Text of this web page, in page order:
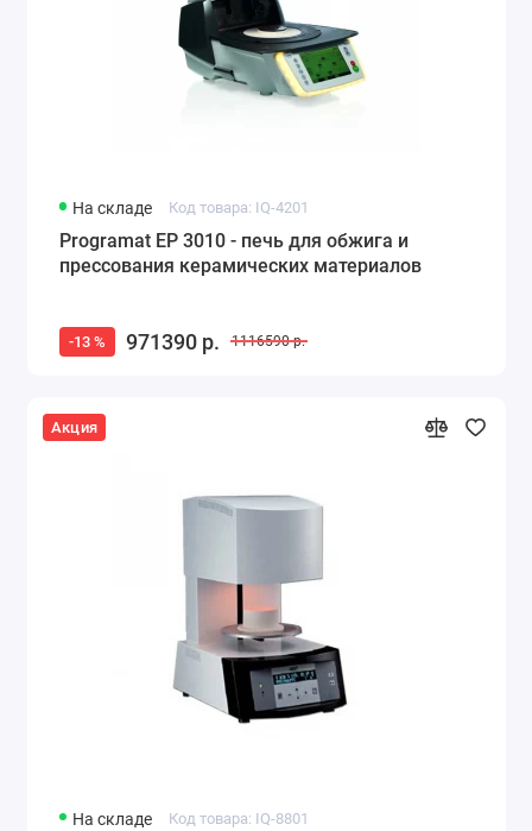
На складе Код товара: IQ-4201
Programat EP 3010 - печь для обжига и
прессования керамических материалов
-13 % 971390 р. 1116590 р.
Акция
На складе Код товара: IQ-8801